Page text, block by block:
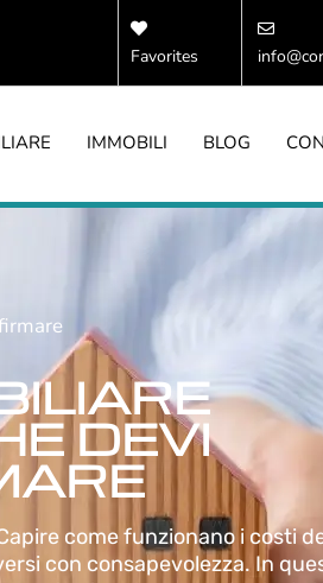
Favorites
IMMOBILI BLOG
DEVI
come funzionano i costi
con consapevolezza. In